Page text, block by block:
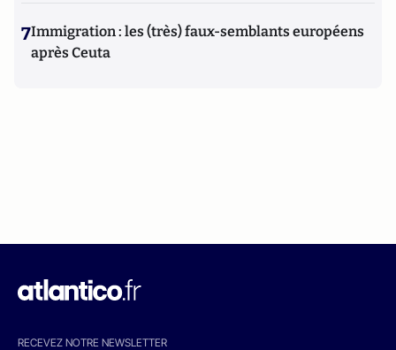
7Immigration : les (très) faux-semblants européens
après Ceuta
RECEVEZ NOTRE NEWSLETTER